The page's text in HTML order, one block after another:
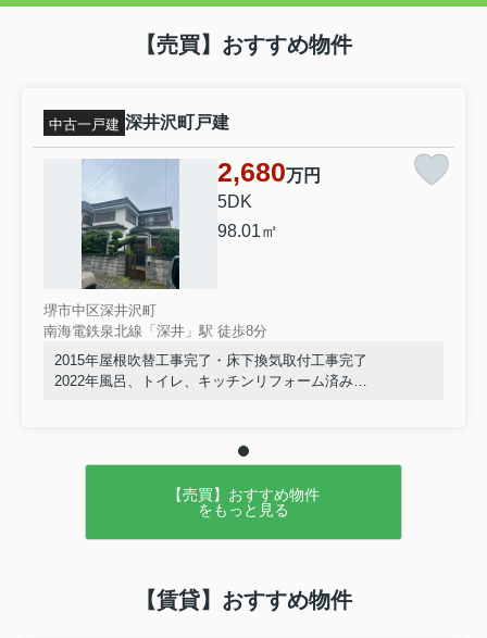
【売買】おすすめ物件
中古一戸建 深井沢町戸建
2,680万円
5DK
98.01㎡
堺市中区深井沢町
南海電鉄泉北線「深井」駅 徒歩8分
2015年屋根吹替工事完了・床下換気取付工事完了
2022年風呂、トイレ、キッチンリフォーム済み
【売買】おすすめ物件
をもっと見る
【賃貸】おすすめ物件